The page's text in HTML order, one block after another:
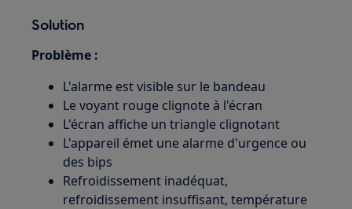
Solution
Problème :
L'alarme est visible sur le bandeau
Le voyant rouge clignote à l'écran
L'écran affiche un triangle clignotant
L'appareil émet une alarme d'urgence ou
des bips
Refroidissement inadéquat,
refroidissement insuffisant, température